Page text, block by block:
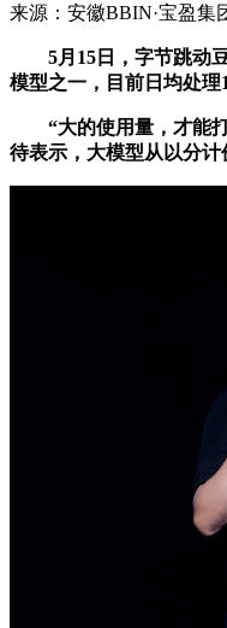
来源：安徽BBIN·宝盈集
5月15日，字节跳动豆
模型之一，目前日均处理
“大的使用量，才能打
待表示，大模型从以分计